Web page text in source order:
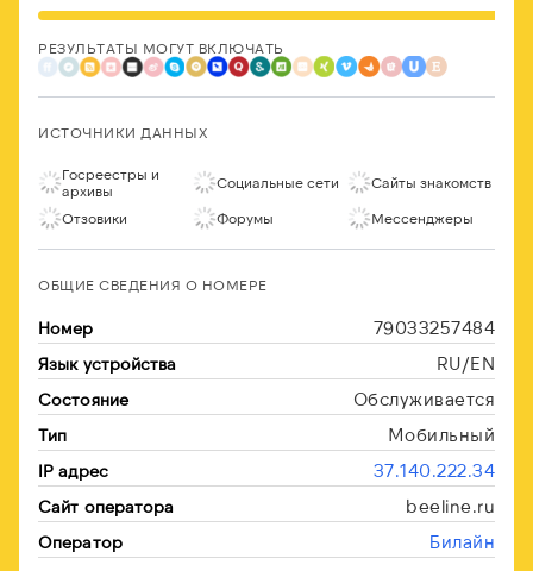
РЕЗУЛЬТАТЫ МОГУТ ВКЛЮЧАТЬ
ИСТОЧНИКИ ДАННЫХ
Госреестры и
архивы
Социальные сети Сайты знакомств
Отзовики Форумы Мессенджеры
ОБЩИЕ СВЕДЕНИЯ О НОМЕРЕ
Номер 79033257484
Язык устройства RU/EN
Состояние Обслуживается
Тип Мобильный
IP адрес 37.140.222.34
Сайт оператора beeline.ru
Оператор Билайн